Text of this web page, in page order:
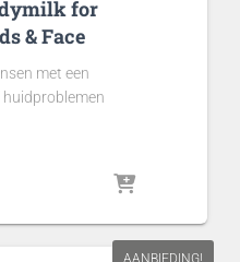
for
& Face
met een
AANBIEDING!